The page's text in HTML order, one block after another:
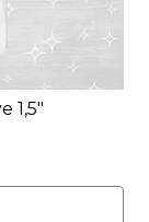
1,5″